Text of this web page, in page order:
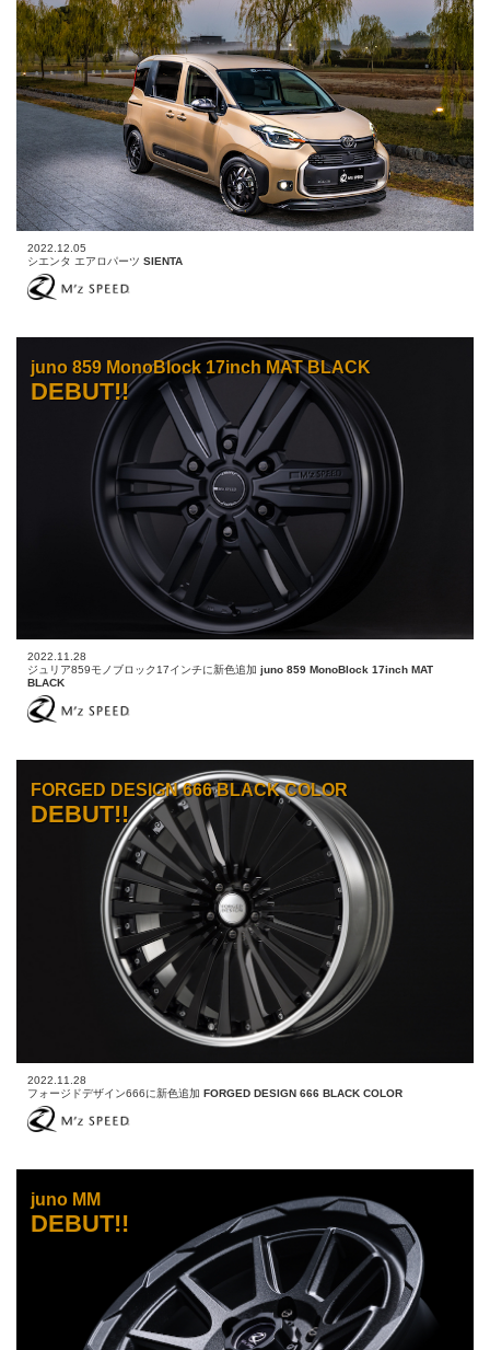
2022.12.05
シエンタ エアロパーツ SIENTA
juno 859 MonoBlock 17inch MAT BLACK
DEBUT!!
2022.11.28
ジュリア859モノブロック17インチに新色追加 juno 859 MonoBlock 17inch MAT
BLACK
FORGED DESIGN 666 BLACK COLOR
DEBUT!!
2022.11.28
フォージドデザイン666に新色追加 FORGED DESIGN 666 BLACK COLOR
juno MM
DEBUT!!